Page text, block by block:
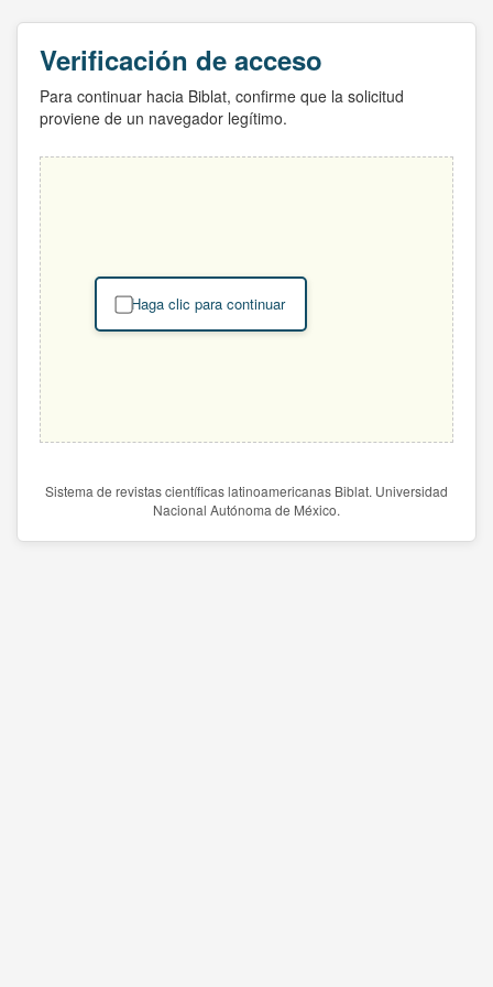
Verificación de acceso
Para continuar hacia Biblat, confirme que la solicitud
proviene de un navegador legítimo.
Haga clic para continuar
Sistema de revistas científicas latinoamericanas Biblat. Universidad
Nacional Autónoma de México.